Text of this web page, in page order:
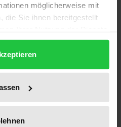
möglicherweise mit
die Sie ihnen bereitgestellt